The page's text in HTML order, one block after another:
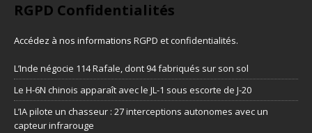
RGPD Confidentialités
Accédez à nos informations RGPD et confidentialités.
L’Inde négocie 114 Rafale, dont 94 fabriqués sur son sol
Le H-6N chinois apparaît avec le JL-1 sous escorte de J-20
L’IA pilote un chasseur : 27 interceptions autonomes avec un
capteur infrarouge